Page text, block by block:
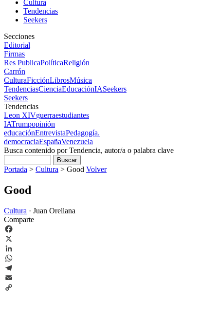
Cultura
Tendencias
Seekers
Secciones
Editorial
Firmas
Res PublicaPolíticaReligión
Carrón
CulturaFicciónLibrosMúsica
TendenciasCienciaEducaciónIASeekers
Seekers
Tendencias
Leon XIVguerraestudiantes
IATrumpopinión
educaciónEntrevistaPedagogía.
democraciaEspañaVenezuela
Busca contenido por Tendencia, autor/a o palabra clave
Portada > Cultura > Good Volver
Good
Cultura · Juan Orellana
Comparte
Facebook
X
LinkedIn
WhatsApp
Telegram
Email